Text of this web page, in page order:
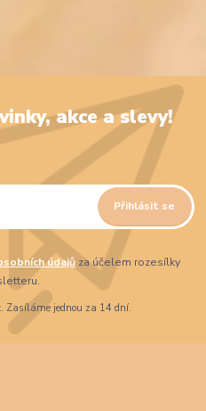
akce a slevy!
Přihlásit se
údajů za účelem rozesílky
Zasíláme jednou za 14 dní.